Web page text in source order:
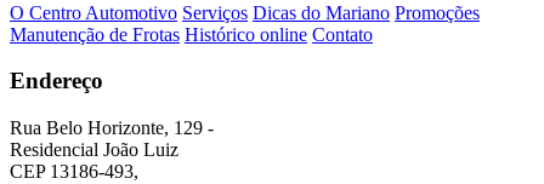
O Centro Automotivo Serviços Dicas do Mariano Promoções
Manutenção de Frotas Histórico online Contato
Endereço
Rua Belo Horizonte, 129 -
Residencial João Luiz
CEP 13186-493,